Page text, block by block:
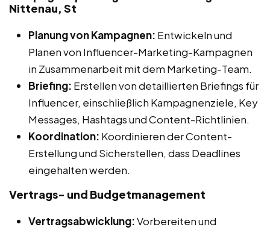
Nittenau, St
Planung von Kampagnen: Entwickeln und
Planen von Influencer-Marketing-Kampagnen
in Zusammenarbeit mit dem Marketing-Team.
Briefing: Erstellen von detaillierten Briefings für
Influencer, einschließlich Kampagnenziele, Key
Messages, Hashtags und Content-Richtlinien.
Koordination: Koordinieren der Content-
Erstellung und Sicherstellen, dass Deadlines
eingehalten werden.
Vertrags- und Budgetmanagement
Vertragsabwicklung:Vorbereiten und